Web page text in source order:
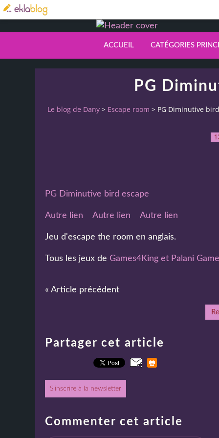
ACCUEIL CATÉGORIES
PG
Le blog de Dany > Escape room > PG Diminutive
PG Diminutive bird escape
Autre lien Autre lien Autre lien
Jeu d'escape the room en anglais.
Tous les jeux de Games4King et Palani
« Article précédent
Partager cet article
S'inscrire à la newsletter
Commenter cet article